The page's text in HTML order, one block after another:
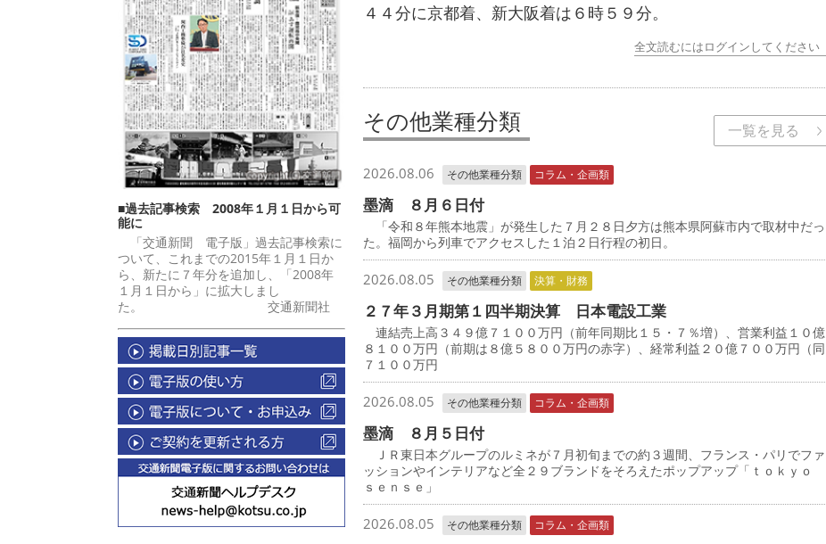
■過去記事検索 2008年１月１日から可
能に
「交通新聞 電子版」過去記事検索に
ついて、これまでの2015年１月１日か
ら、新たに７年分を追加し、「2008年
１月１日から」に拡大しまし
た。 交通新聞社
４４分に京都着、新大阪着は６時５９分。
全文読むにはログインしてください
その他業種分類 一覧を見る
2026.08.06 その他業種分類 コラム・企画類
墨滴 ８月６日付
「令和８年熊本地震」が発生した７月２８日夕方は熊本県阿蘇市内で取材中だっ
た。福岡から列車でアクセスした１泊２日行程の初日。
2026.08.05 その他業種分類 決算・財務
２７年３月期第１四半期決算 日本電設工業
連結売上高３４９億７１００万円（前年同期比１５・７％増）、営業利益１０億
８１００万円（前期は８億５８００万円の赤字）、経常利益２０億７００万円（同
７１００万円
2026.08.05 その他業種分類 コラム・企画類
墨滴 ８月５日付
ＪＲ東日本グループのルミネが７月初旬までの約３週間、フランス・パリでファ
ッションやインテリアなど全２９ブランドをそろえたポップアップ「ｔｏｋｙｏ
ｓｅｎｓｅ」
2026.08.05 その他業種分類 コラム・企画類